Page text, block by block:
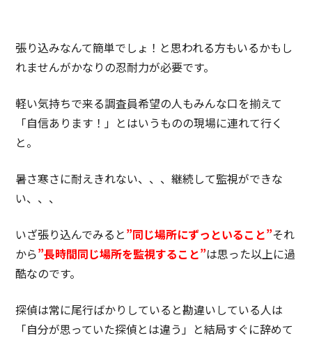
張り込みなんて簡単でしょ！と思われる方もいるかもし
れませんがかなりの忍耐力が必要です。
軽い気持ちで来る調査員希望の人もみんな口を揃えて
「自信あります！」とはいうものの現場に連れて行く
と。
暑さ寒さに耐えきれない、、、継続して監視ができな
い、、、
いざ張り込んでみると”同じ場所にずっといること”それ
から”長時間同じ場所を監視すること”は思った以上に過
酷なのです。
探偵は常に尾行ばかりしていると勘違いしている人は
「自分が思っていた探偵とは違う」と結局すぐに辞めて